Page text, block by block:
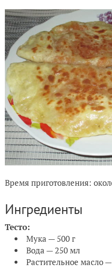
Время приготовления:
Ингредиенты
Тесто:
Мука — 500 г
Вода — 250 мл
Растительное масло